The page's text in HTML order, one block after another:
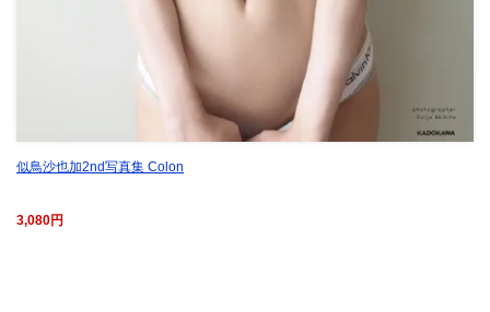
似鳥沙也加2nd写真集 Colon
3,080円